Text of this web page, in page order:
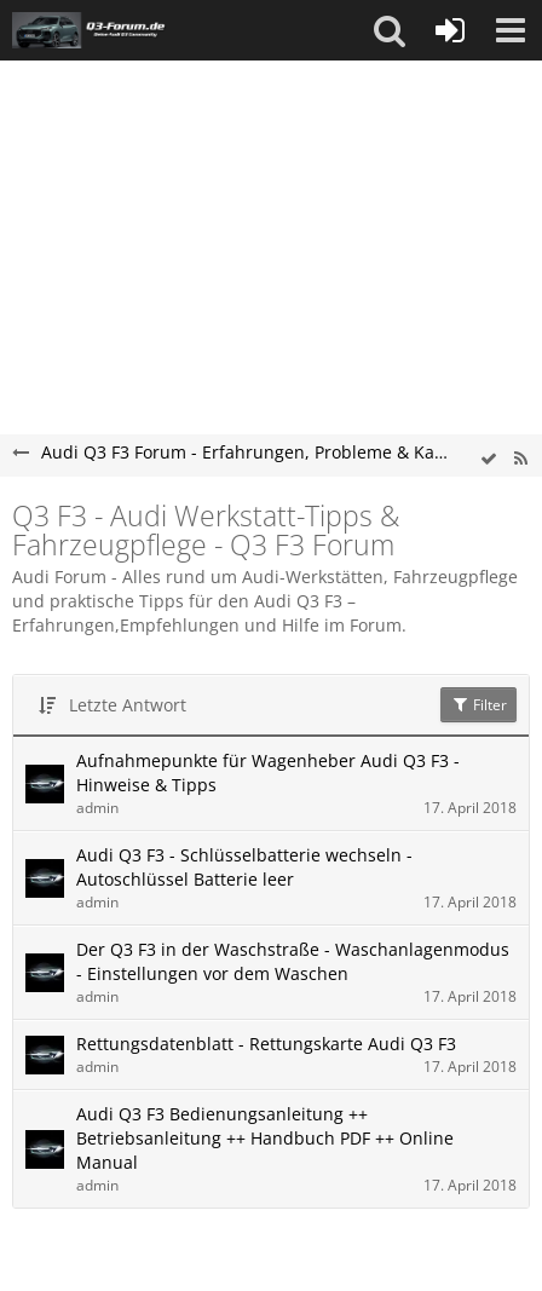
Audi Q3 F3 Forum - Erfahrungen, Probleme & Kaufberatung
Q3 F3 - Audi Werkstatt-Tipps &
Fahrzeugpflege - Q3 F3 Forum
Audi Forum - Alles rund um Audi-Werkstätten, Fahrzeugpflege
und praktische Tipps für den Audi Q3 F3 –
Erfahrungen,Empfehlungen und Hilfe im Forum.
Letzte Antwort Filter
Aufnahmepunkte für Wagenheber Audi Q3 F3 -
Hinweise & Tipps
admin 17. April 2018
Audi Q3 F3 - Schlüsselbatterie wechseln -
Autoschlüssel Batterie leer
admin 17. April 2018
Der Q3 F3 in der Waschstraße - Waschanlagenmodus
- Einstellungen vor dem Waschen
admin 17. April 2018
Rettungsdatenblatt - Rettungskarte Audi Q3 F3
admin 17. April 2018
Audi ​Q3 F3 Bedienungsanleitung ++
Betriebsanleitung ++ Handbuch PDF ++ Online
Manual
admin 17. April 2018